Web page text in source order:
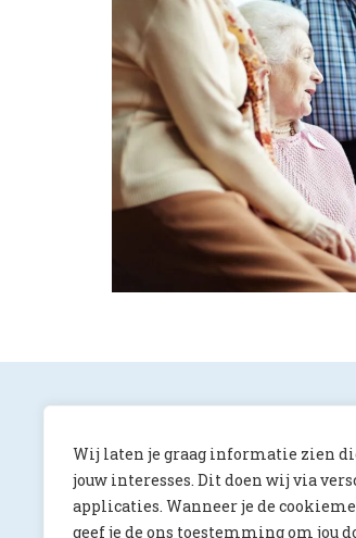
Wij laten je graag informatie zien
jouw interesses. Dit doen wij via
applicaties. Wanneer je de
geef je de ons toestemming om jou